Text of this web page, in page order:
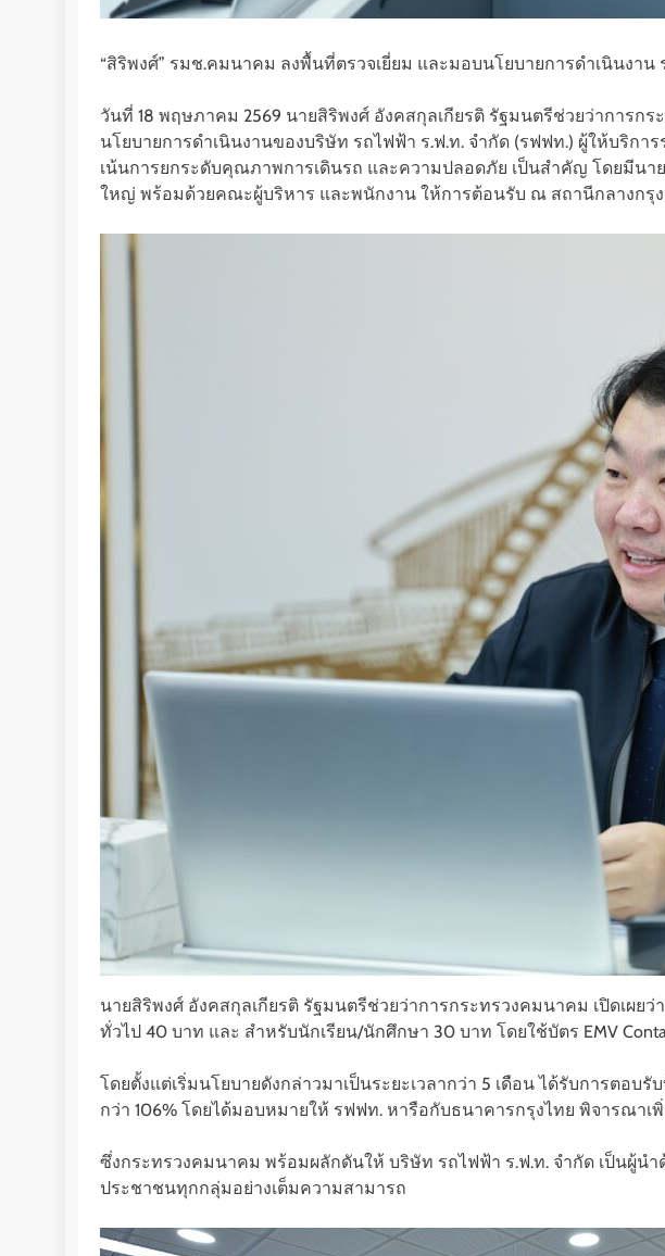
“สิริพงศ์” รมช.คมนาคม ลงพื้นที่ตรวจเยี่ยม และมอบนโยบายการดำเนินง
วันที่ 18 พฤษภาคม 2569 นายสิริพงศ์ อังคสกุลเกียรติ รัฐมนตรีช่วยว่าการ
นโยบายการดำเนินงานของบริษัท รถไฟฟ้า ร.ฟ.ท. จำกัด (รฟฟท.) ผู้ให้บริก
เน้นการยกระดับคุณภาพการเดินรถ และความปลอดภัย เป็นสำคัญ โดยมีน
ใหญ่ พร้อมด้วยคณะผู้บริหาร และพนักงาน ให้การต้อนรับ ณ สถานีกลางกรุ
นายสิริพงศ์ อังคสกุลเกียรติ รัฐมนตรีช่วยว่าการกระทรวงคมนาคม เปิดเผ
ทั่วไป 40 บาท และ สำหรับนักเรียน/นักศึกษา 30 บาท โดยใช้บัตร EMV
โดยตั้งแต่เริ่มนโยบายดังกล่าวมาเป็นระยะเวลากว่า 5 เดือน ได้รับการตอบ
กว่า 106% โดยได้มอบหมายให้ รฟฟท. หารือกับธนาคารกรุงไทย พิจารณาเ
ซึ่งกระทรวงคมนาคม พร้อมผลักดันให้ บริษัท รถไฟฟ้า ร.ฟ.ท. จำกัด เป็นผู้น
ประชาชนทุกกลุ่มอย่างเต็มความสามารถ